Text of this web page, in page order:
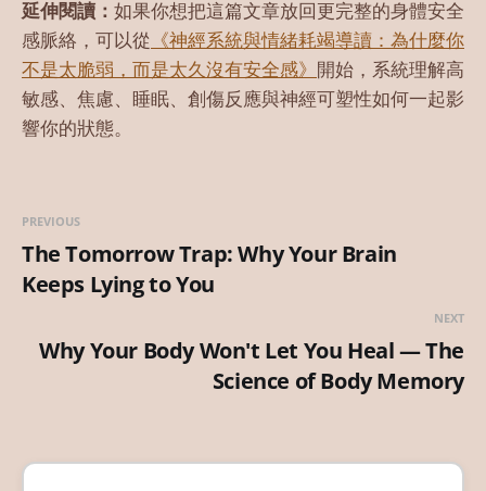
延伸閱讀： 如果你想把這篇文章放回更完整的身體安全
感脈絡，可以從 《神經系統與情緒耗竭導讀：為什麼你
不是太脆弱，而是太久沒有安全感》 開始，系統理解高
敏感、焦慮、睡眠、創傷反應與神經可塑性如何一起影
響你的狀態。
PREVIOUS
The Tomorrow Trap: Why Your Brain
Keeps Lying to You
NEXT
Why Your Body Won't Let You Heal — The
Science of Body Memory